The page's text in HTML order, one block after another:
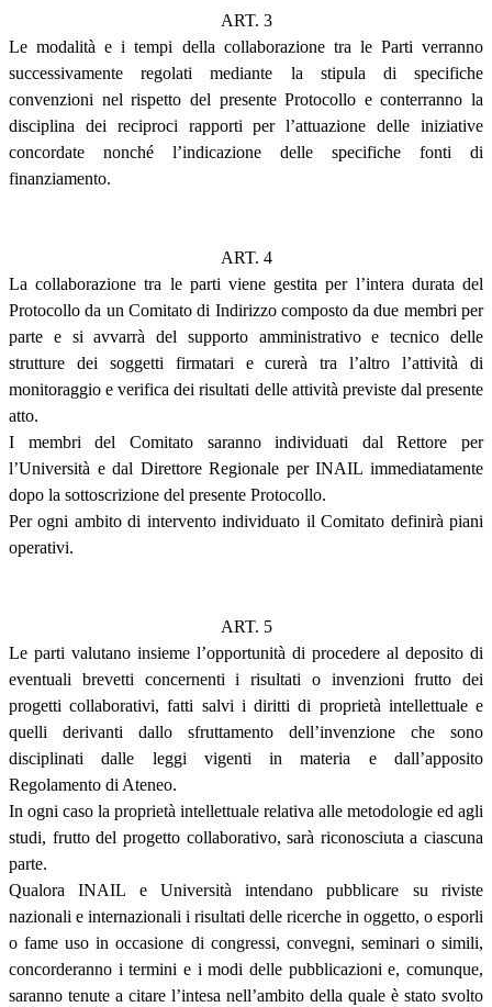
ART. 3
Le modalità e i tempi della collaborazione tra le Parti verranno
successivamente regolati mediante la stipula di specifiche
convenzioni nel rispetto del presente Protocollo e conterranno la
disciplina dei reciproci rapporti per l’attuazione delle iniziative
concordate nonché l’indicazione delle specifiche fonti di
finanziamento.
ART. 4
La collaborazione tra le parti viene gestita per l’intera durata del
Protocollo da un Comitato di Indirizzo composto da due membri per
parte e si avvarrà del supporto amministrativo e tecnico delle
strutture dei soggetti firmatari e curerà tra l’altro l’attività di
monitoraggio e verifica dei risultati delle attività previste dal presente
atto.
I membri del Comitato saranno individuati dal Rettore per
l’Università e dal Direttore Regionale per INAIL immediatamente
dopo la sottoscrizione del presente Protocollo.
Per ogni ambito di intervento individuato il Comitato definirà piani
operativi.
ART. 5
Le parti valutano insieme l’opportunità di procedere al deposito di
eventuali brevetti concernenti i risultati o invenzioni frutto dei
progetti collaborativi, fatti salvi i diritti di proprietà intellettuale e
quelli derivanti dallo sfruttamento dell’invenzione che sono
disciplinati dalle leggi vigenti in materia e dall’apposito
Regolamento di Ateneo.
In ogni caso la proprietà intellettuale relativa alle metodologie ed agli
studi, frutto del progetto collaborativo, sarà riconosciuta a ciascuna
parte.
Qualora INAIL e Università intendano pubblicare su riviste
nazionali e internazionali i risultati delle ricerche in oggetto, o esporli
o fame uso in occasione di congressi, convegni, seminari o simili,
concorderanno i termini e i modi delle pubblicazioni e, comunque,
saranno tenute a citare l’intesa nell’ambito della quale è stato svolto